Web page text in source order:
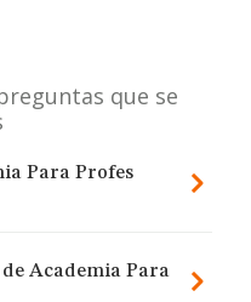
que se
Para Profes
Academia Para